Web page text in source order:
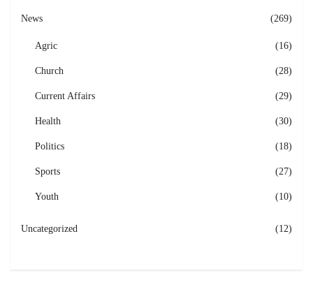
News (269)
Agric (16)
Church (28)
Current Affairs (29)
Health (30)
Politics (18)
Sports (27)
Youth (10)
Uncategorized (12)